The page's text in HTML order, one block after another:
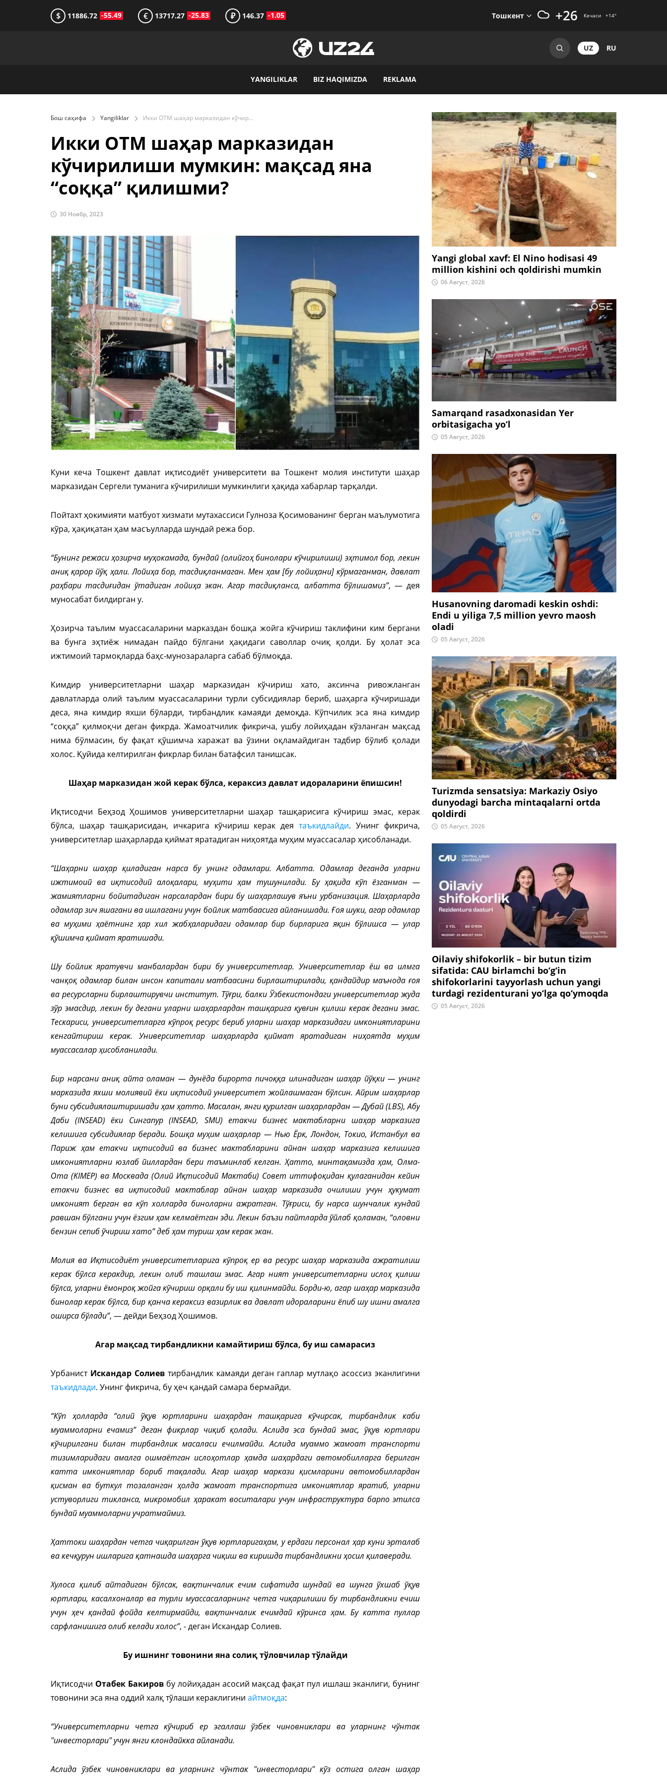
$ 11886.72 -55.49 € 13717.27 -25.83 ₽ 146.37 -1.05 Тошкент +26 Кечаси +14°
UZ RU
YANGILIKLAR BIZ HAQIMIZDA REKLAMA
Бош саҳифа Yangiliklar Икки ОТМ шаҳар марказидан кўчирилиши мумкин: мақсад яна “соққа” қилишми?
Икки ОТМ шаҳар марказидан
кўчирилиши мумкин: мақсад яна
“соққа” қилишми?
30 Ноябр, 2023
Куни кеча Тошкент давлат иқтисодиёт университети ва Тошкент молия институти шаҳар
марказидан Сергели туманига кўчирилиши мумкинлиги ҳақида хабарлар тарқалди.
Пойтахт ҳокимияти матбуот хизмати мутахассиси Гулноза Қосимованинг берган маълумотига
кўра, ҳақиқатан ҳам масъулларда шундай режа бор.
“Бунинг режаси ҳозирча муҳокамада, бундай (олийгоҳ бинолари кўчирилиши) эҳтимол бор, лекин
аниқ қарор йўқ ҳали. Лойиҳа бор, тасдиқланмаган. Мен ҳам [бу лойиҳани] кўрмаганман, давлат
раҳбари тасдиғидан ўтадиган лойиҳа экан. Агар тасдиқланса, албатта бўлишамиз”, — дея
муносабат билдирган у.
Ҳозирча таълим муассасаларини марказдан бошқа жойга кўчириш таклифини ким бергани
ва бунга эҳтиёж нимадан пайдо бўлгани ҳақидаги саволлар очиқ қолди. Бу ҳолат эса
ижтимоий тармоқларда баҳс-мунозараларга сабаб бўлмоқда.
Кимдир университетларни шаҳар марказидан кўчириш хато, аксинча ривожланган
давлатларда олий таълим муассасаларини турли субсидиялар бериб, шаҳарга кўчиришади
деса, яна кимдир яхши бўларди, тирбандлик камаяди демоқда. Кўпчилик эса яна кимдир
“соққа” қилмоқчи деган фикрда. Жамоатчилик фикрича, ушбу лойиҳадан кўзланган мақсад
нима бўлмасин, бу фақат қўшимча харажат ва ўзини оқламайдиган тадбир бўлиб қолади
холос. Қуйида келтирилган фикрлар билан батафсил танишсак.
Шаҳар марказидан жой керак бўлса, кераксиз давлат идораларини ёпишсин!
Иқтисодчи Беҳзод Ҳошимов университетларни шаҳар ташқарисига кўчириш эмас, керак
бўлса, шаҳар ташқарисидан, ичкарига кўчириш керак деятаъкидлайди. Унинг фикрича,
университетлар шаҳарларда қиймат яратадиган ниҳоятда муҳим муассасалар ҳисобланади.
“Шаҳарни шаҳар қиладиган нарса бу унинг одамлари. Албатта. Одамлар деганда уларни
ижтимоий ва иқтисодий алоқалари, муҳити ҳам тушунилади. Бу ҳақида кўп ёзганман —
жамиятларни бойитадиган нарсалардан бири бу шаҳарлашув яъни урбанизация. Шаҳарларда
одамлар зич яшагани ва ишлагани учун бойлик матбаасига айланишади. Ғоя шуки, агар одамлар
ва муҳими ҳаётнинг ҳар хил жабҳаларидаги одамлар бир бирларига яқин бўлишса — улар
қўшимча қиймат яратишади.
Шу бойлик яратувчи манбалардан бири бу университетлар. Университетлар ёш ва илмга
чанқоқ одамлар билан инсон капитали матбаасини бирлаштирилади, қандайдир маънода ғоя
ва ресурсларни бирлаштирувчи институт. Тўғри, балки Ўзбекистондаги университетлар жуда
зўр эмасдир, лекин бу дегани уларни шаҳарлардан ташқарига қувғин қилиш керак дегани эмас.
Тескариси, университетларга кўпроқ ресурс бериб уларни шаҳар марказидаги имкониятларини
кенгайтириш керак. Университетлар шаҳарларда қиймат яратадиган ниҳоятда муҳим
муассасалар ҳисобланилади.
Бир нарсани аниқ айта оламан — дунёда бирорта пичоққа илинадиган шаҳар йўқки — унинг
марказида яхши молиявий ёки иқтисодий университет жойлашмаган бўлсин. Айрим шаҳарлар
буни субсидиялаштиришади ҳам ҳатто. Масалан, янги қурилган шаҳарлардан — Дубай (LBS), Абу
Даби (INSEAD) ёки Сингапур (INSEAD, SMU) етакчи бизнес мактабларни шаҳар марказига
келишига субсидиялар беради. Бошқа муҳим шаҳарлар — Нью Ёрк, Лондон, Токио, Истанбул ва
Париж ҳам етакчи иқтисодий ва бизнес мактабларини айнан шаҳар марказига келишига
имкониятларни юзлаб йиллардан бери таъминлаб келган. Ҳатто, минтақамизда ҳам, Олма-
Ота (KIMEP) ва Москвада (Олий Иқтисодий Мактаби) Совет иттифоқидан қулаганидан кейин
етакчи бизнес ва иқтисодий мактаблар айнан шаҳар марказида очилиши учун ҳукумат
имконият берган ва кўп холларда биноларни ажратган. Тўғриси, бу нарса шунчалик кундай
равшан бўлгани учун ёзгим ҳам келмаётган эди. Лекин баъзи пайтларда ўйлаб қоламан, “оловни
бензин сепиб ўчириш хато” деб ҳам туриш ҳам керак экан.
Молия ва Иқтисодиёт университетларига кўпроқ ер ва ресурс шаҳар марказида ажратилиш
керак бўлса керакдир, лекин олиб ташлаш эмас. Агар ният университетларни ислоҳ қилиш
бўлса, уларни ёмонроқ жойга кўчириш орқали бу иш қилинмайди. Борди-ю, агар шаҳар марказида
бинолар керак бўлса, бир қанча кераксиз вазирлик ва давлат идораларини ёпиб шу ишни амалга
оширса бўлади”, — дейди Беҳзод Ҳошимов.
Агар мақсад тирбандликни камайтириш бўлса, бу иш самарасиз
Урбанист Искандар Солиев тирбандлик камаяди деган гаплар мутлақо асоссиз эканлигини
таъкидлади. Унинг фикрича, бу ҳеч қандай самара бермайди.
“Кўп ҳолларда “олий ўқув юртларини шаҳардан ташқарига кўчирсак, тирбандлик каби
муаммоларни ечамиз” деган фикрлар чиқиб қолади. Аслида эса бундай эмас, ўқув юртлари
кўчирилгани билан тирбандлик масаласи ечилмайди. Аслида муаммо жамоат транспорти
тизимларидаги амалга ошмаётган ислоҳотлар ҳамда шаҳардаги автомобилларга берилган
катта имкониятлар бориб тақалади. Агар шаҳар маркази қисмларини автомобиллардан
қисман ва буткул тозаланган ҳолда жамоат транспортига имкониятлар яратиб, уларни
устуворлиги тикланса, микромобил ҳаракат воситалари учун инфраструктура барпо этилса
бундай муаммоларни учратмаймиз.
Ҳаттоки шаҳардан четга чиқарилган ўқув юртларигаҳам, у ердаги персонал ҳар куни эрталаб
ва кечқурун ишларига қатнашда шаҳарга чиқиш ва киришда тирбандликни ҳосил қилаверади.
Хулоса қилиб айтадиган бўлсак, вақтинчалик ечим сифатида шундай ва шунга ўхшаб ўқув
юртлари, касалхоналар ва турли муассасаларнинг четга чиқарилиши бу тирбандликни ечиш
учун ҳеч қандай фойда келтирмайди, вақтинчалик ечимдай кўринса ҳам. Бу катта пуллар
сарфланишига олиб келади холос”, - деган Искандар Солиев.
Бу ишнинг товонини яна солиқ тўловчилар тўлайди
Иқтисодчи Отабек Бакировбу лойиҳадан асосий мақсад фақат пул ишлаш эканлиги, бунинг
товонини эса яна оддий халқ тўлаши кераклигини айтмоқда:
“Университетларни четга кўчириб ер эгаллаш ўзбек чиновниклари ва уларнинг чўнтак
"инвесторлари" учун янги клондайкка айланади.
Аслида ўзбек чиновниклари ва уларнинг чўнтак "инвесторлари" кўз остига олган шаҳар
Yangi global xavf: El Nino hodisasi 49
million kishini och qoldirishi mumkin
06 Август, 2026
Samarqand rasadxonasidan Yer
orbitasigacha yo‘l
05 Август, 2026
Husanovning daromadi keskin oshdi:
Endi u yiliga 7,5 million yevro maosh
oladi
05 Август, 2026
Turizmda sensatsiya: Markaziy Osiyo
dunyodagi barcha mintaqalarni ortda
qoldirdi
05 Август, 2026
Oilaviy shifokorlik – bir butun tizim
sifatida: CAU birlamchi bo‘g‘in
shifokorlarini tayyorlash uchun yangi
turdagi rezidenturani yo‘lga qo‘ymoqda
05 Август, 2026